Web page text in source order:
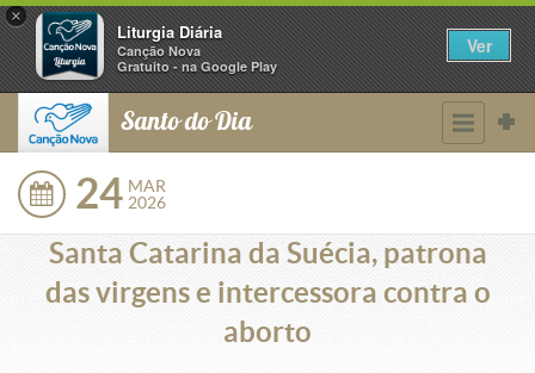
×
Liturgia Diária
Canção Nova
Gratuito - na Google Play
Ver
Santo do Dia
24 MAR
2026
Santa Catarina da Suécia, patrona
das virgens e intercessora contra o
aborto